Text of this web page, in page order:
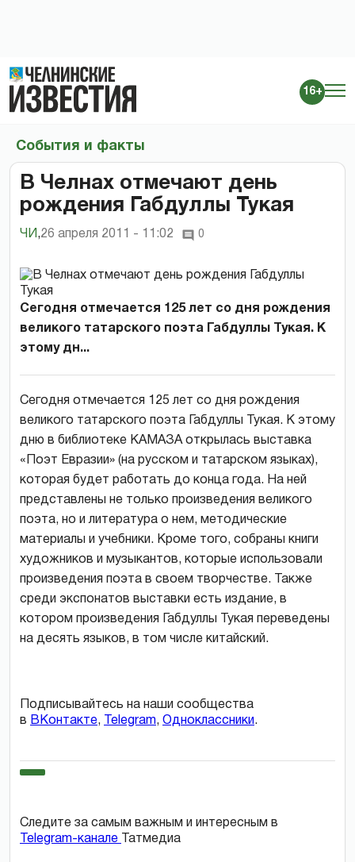
16+
События и факты
В Челнах отмечают день
рождения Габдуллы Тукая
ЧИ ,26 апреля 2011 - 11:02 0
Сегодня отмечается 125 лет со дня рождения
великого татарского поэта Габдуллы Тукая. К
этому дн...
Сегодня отмечается 125 лет со дня рождения
великого татарского поэта Габдуллы Тукая. К этому
дню в библиотеке КАМАЗА открылась выставка
«Поэт Евразии» (на русском и татарском языках),
которая будет работать до конца года. На ней
представлены не только произведения великого
поэта, но и литература о нем, методические
материалы и учебники. Кроме того, собраны книги
художников и музыкантов, которые использовали
произведения поэта в своем творчестве. Также
среди экспонатов выставки есть издание, в
котором произведения Габдуллы Тукая переведены
на десять языков, в том числе китайский.
Подписывайтесь на наши сообщества
в ВКонтакте, Telegram, Одноклассники.
Следите за самым важным и интересным в
Telegram-канале
Татмедиа